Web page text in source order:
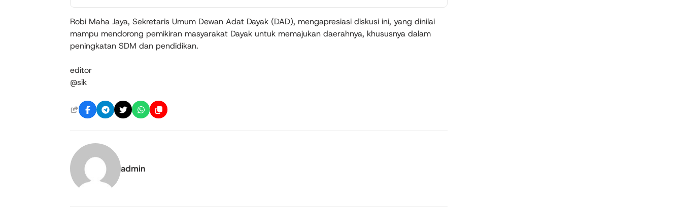
Robi Maha Jaya, Sekretaris Umum Dewan Adat Dayak (DAD), mengapresiasi diskusi ini, yang dinilai
mampu mendorong pemikiran masyarakat Dayak untuk memajukan daerahnya, khususnya dalam
peningkatan SDM dan pendidikan.
editor
@sik
admin